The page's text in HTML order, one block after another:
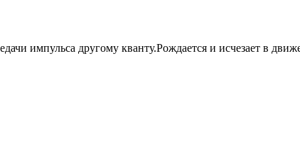
импульса другому кванту.Рождается и исчезает в